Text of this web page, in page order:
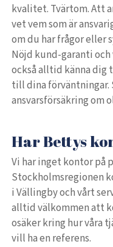
kvalitet. Tvärtom. Att
vet vem som är
om du har frågor eller
Nöjd kund-garanti
också alltid känna dig
till dina förväntningar.
ansvarsförsäkring om
Har Bettys
Vi har inget kontor på
Stockholmsregionen
i Vällingby och vårt
alltid välkommen att
osäker kring hur våra
vill ha en referens.